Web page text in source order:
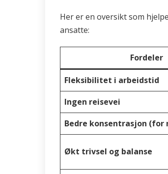
Her er en oversikt som
ansatte:
Fordeler
Fleksibilitet i arbeidstid
Ingen reisevei
Bedre konsentrasjon (for
Økt trivsel og balanse